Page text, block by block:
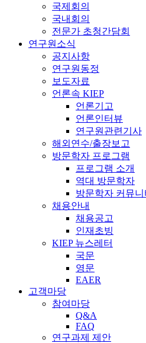
국제회의
국내회의
전문가 초청간담회
연구원소식
공지사항
연구원동정
보도자료
언론속 KIEP
언론기고
언론인터뷰
연구원관련기사
해외연수/출장보고
방문학자 프로그램
프로그램 소개
역대 방문학자
방문학자 커뮤니
채용안내
채용공고
인재초빙
KIEP 뉴스레터
국문
영문
EAER
고객마당
참여마당
Q&A
FAQ
연구과제 제안